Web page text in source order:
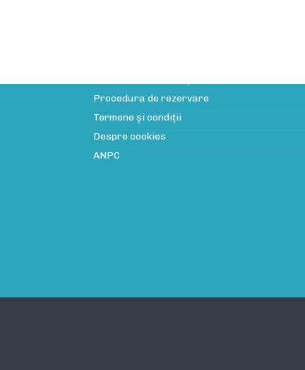
Procedura de rezervare
Termene și condiții
Despre cookies
ANPC